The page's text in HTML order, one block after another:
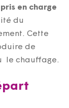
en charge
du
Cette
de
le chauffage.